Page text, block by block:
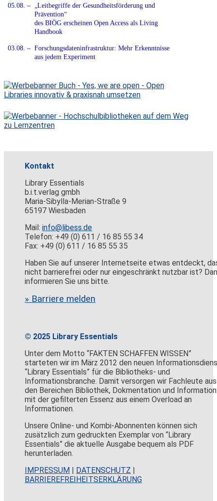
Kontakt
Library Essentials
b.i.t.verlag gmbh
Maria-Sibylla-Merian-Straße 9
65197 Wiesbaden
Mail:info@libess.de
Telefon: +49 (0) 611 / 16 85 55 34
Fax: +49 (0) 611 / 16 85 55 35
Haben Sie auf unserer Internetseite etwas entdeckt,
nicht barrierefrei oder nur eingeschränkt nutzbar ist?
informieren Sie uns bitte.
» Barriere melden
© 2025 Library Essentials
Unter dem Motto “FAKTEN SCHAFFEN WISSEN”
starteten wir im März 2012 den neuen
“Library Essentials” für die Bibliotheks- und
Informationsbranche. Damit versorgen wir Fachleute aus
den Bereichen Bibliothek, Dokmentation und Information
mit der gefilterten Essenz aus einem Overload an
Informationen.
Unsere Online- und Kombi-Abonnenten können sich
zusätzlich zum gedruckten Exemplar von “Library
Essentials” die aktuelle Ausgabe bequem als PDF
herunterladen.
IMPRESSUM
DATENSCHUTZ
BARRIEREFREIHEITSERKLÄRUNG